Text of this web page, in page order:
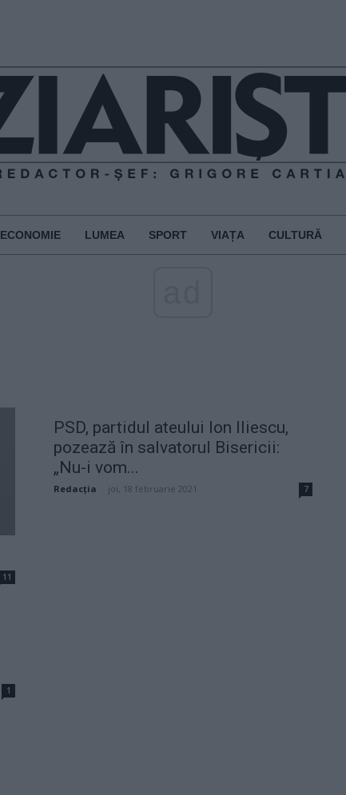
ECONOMIE LUMEA SPORT VIAȚA CULTURĂ
11
PSD, partidul ateului Ion Iliescu,
pozează în salvatorul Bisericii:
„Nu-i vom...
Redacţia joi, 18 februarie 2021 7
1